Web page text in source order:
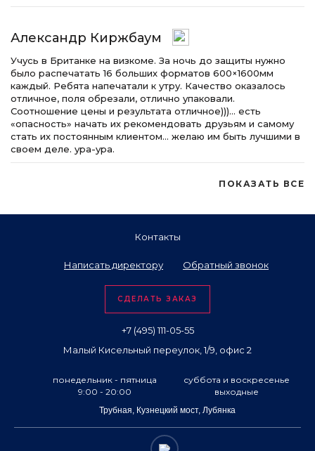
Александр Киржбаум
Учусь в Британке на визкоме. За ночь до защиты нужно
было распечатать 16 больших форматов 600×1600мм
каждый. Ребята напечатали к утру. Качество оказалось
отличное, поля обрезали, отлично упаковали.
Соотношение цены и результата отличное)))… есть
«опасность» начать их рекомендовать друзьям и самому
стать их постоянным клиентом… желаю им быть лучшими в
своем деле. ура-ура.
ПОКАЗАТЬ ВСЕ
Контакты
Написать директору Обратный звонок
СДЕЛАТЬ ЗАКАЗ
+7 (495) 111-05-55
Малый Кисельный переулок, 1/9, офис 2
понедельник - пятница
9:00 - 20:00
суббота и воскресенье
выходные
Трубная, Кузнецкий мост, Лубянка